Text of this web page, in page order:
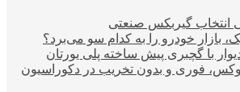
انتخاب گیربکس صنعتی
بازار خودرو را به کدام سو می‌برد؟
با گچبری پیش ساخته پلی یورتان
فوری و بدون تخریب در دکوراسیون